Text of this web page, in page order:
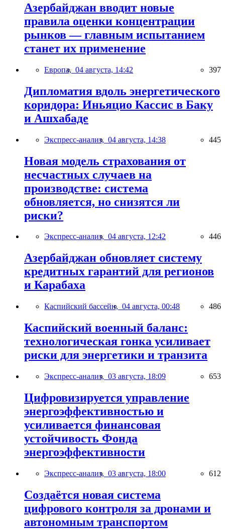
Азербайджан вводит новые
правила оценки концентрации
рынков — главным испытанием
станет их применение
Европа, 04 августа, 14:42 397
Дипломатия вдоль энергетического
коридора: Иньяцио Кассис в Баку
и Ашхабаде
Экспресс-анализ, 04 августа, 14:38 445
Новая модель страхования от
несчастных случаев на
производстве: система
обновляется, но снизятся ли
риски?
Экспресс-анализ, 04 августа, 12:42 446
Азербайджан обновляет систему
кредитных гарантий для регионов
и Карабаха
Каспийский бассейн, 04 августа, 00:48 486
Каспийский военный баланс:
технологическая гонка усиливает
риски для энергетики и транзита
Экспресс-анализ, 03 августа, 18:09 653
Цифровизируется управление
энергоэффективностью и
усиливается финансовая
устойчивость Фонда
энергоэффективности
Экспресс-анализ, 03 августа, 18:00 612
Создаётся новая система
цифрового контроля за дронами и
автономным транспортом